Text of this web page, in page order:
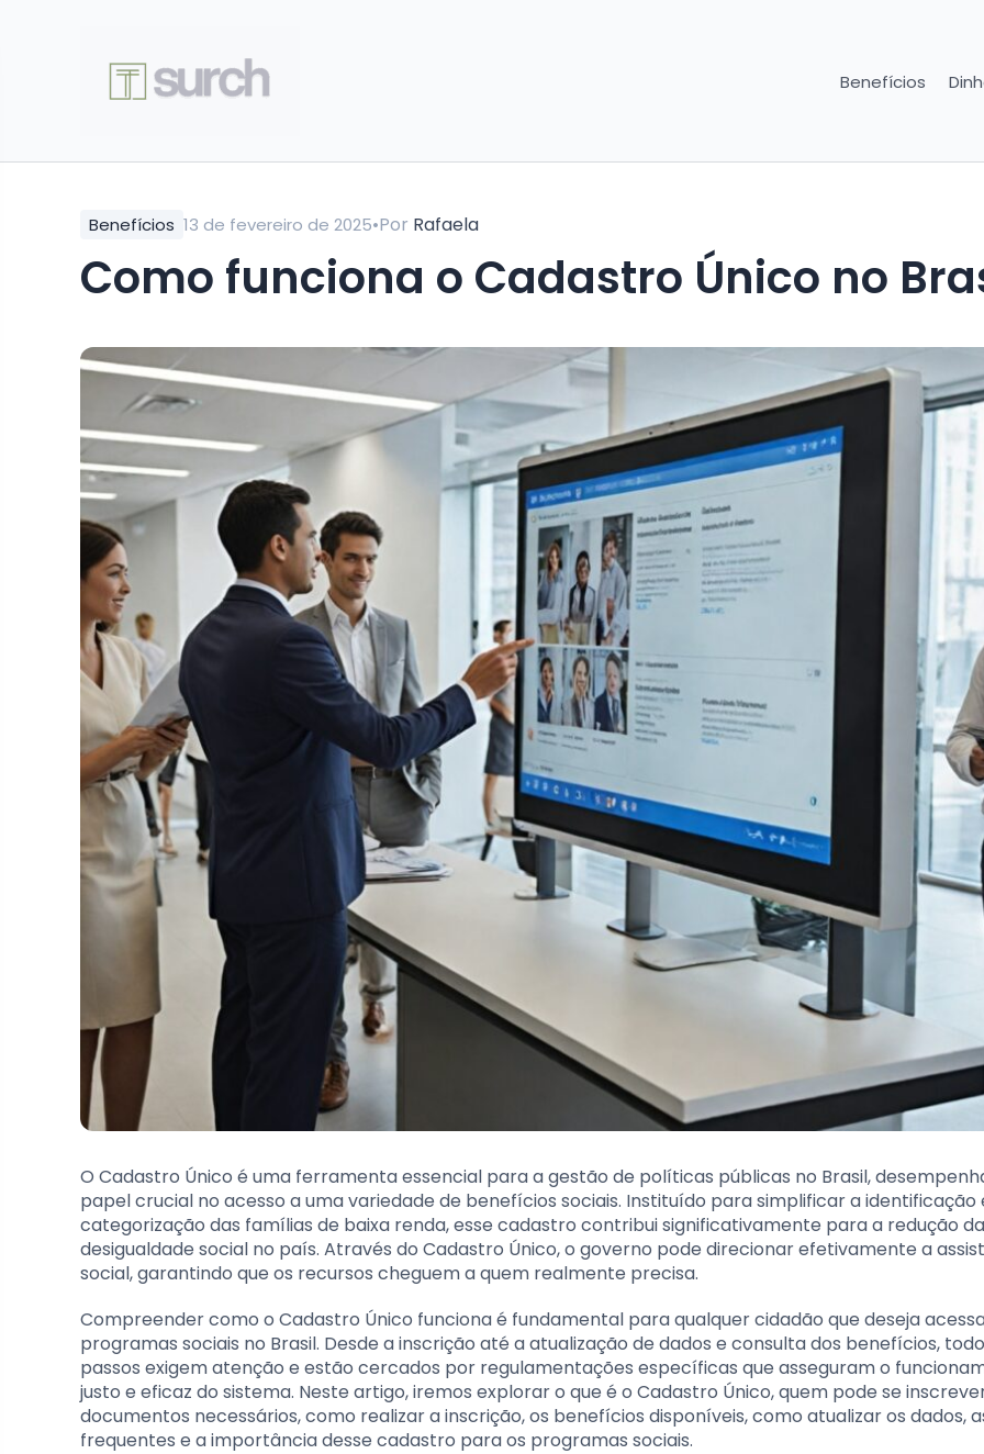
Benefícios
Benefícios 13 de fevereiro de 2025•Por Rafaela
Como funciona o Cadastro Único no
O Cadastro Único é uma ferramenta essencial para a gestão de políticas públicas no Brasil,
papel crucial no acesso a uma variedade de benefícios sociais. Instituído para simplificar a identificação
categorização das famílias de baixa renda, esse cadastro contribui significativamente para a redução da
desigualdade social no país. Através do Cadastro Único, o governo pode direcionar efetivamente a
social, garantindo que os recursos cheguem a quem realmente precisa.
Compreender como o Cadastro Único funciona é fundamental para qualquer cidadão que deseja
programas sociais no Brasil. Desde a inscrição até a atualização de dados e consulta dos benefícios,
passos exigem atenção e estão cercados por regulamentações específicas que asseguram o
justo e eficaz do sistema. Neste artigo, iremos explorar o que é o Cadastro Único, quem pode se
documentos necessários, como realizar a inscrição, os benefícios disponíveis, como atualizar os dados,
frequentes e a importância desse cadastro para os programas sociais.